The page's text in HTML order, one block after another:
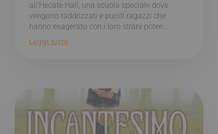
all’Hecate Hall, una scuola speciale dove
vengono raddrizzati e puniti ragazzi che
hanno esagerato con i loro strani poteri...
Leggi tutto